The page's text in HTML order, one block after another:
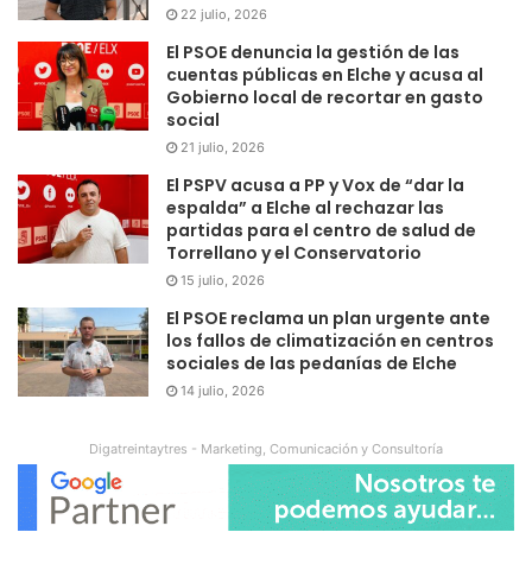
22 julio, 2026
El PSOE denuncia la gestión de las
cuentas públicas en Elche y acusa al
Gobierno local de recortar en gasto
social
21 julio, 2026
El PSPV acusa a PP y Vox de “dar la
espalda” a Elche al rechazar las
partidas para el centro de salud de
Torrellano y el Conservatorio
15 julio, 2026
El PSOE reclama un plan urgente ante
los fallos de climatización en centros
sociales de las pedanías de Elche
14 julio, 2026
Digatreintaytres - Marketing, Comunicación y Consultoría